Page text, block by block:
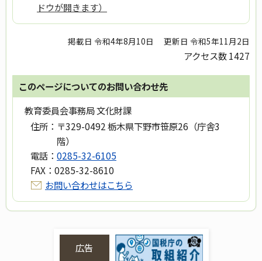
ドウが開きます）
掲載日 令和4年8月10日 更新日 令和5年11月2日
アクセス数1427
このページについてのお問い合わせ先
教育委員会事務局 文化財課
住所： 〒329-0492 栃木県下野市笹原26（庁舎3
階）
電話： 0285-32-6105
FAX： 0285-32-8610
お問い合わせはこちら
広告